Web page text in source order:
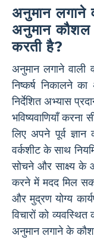
अनुमान लगाने
अनुमान
करती है?
अनुमान लगाने
निष्कर्ष निकालने
निर्देशित अभ्यास
भविष्यवाणियाँ
लिए अपने पूर्व
वर्कशीट के साथ
सोचने और साक्ष्य के
करने में मदद मिल
और मुद्रण योग्य
विचारों को
अनुमान लगाने के